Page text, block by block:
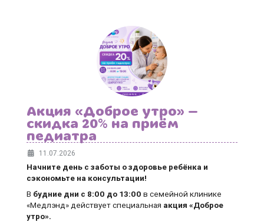
Акция «Доброе утро» —
скидка 20% на приём
педиатра
11.07.2026
Начните день с заботы о здоровье ребёнка и
сэкономьте на консультации!
В будние дни с 8:00 до 13:00 в семейной клинике
«Медлэнд» действует специальная акция «Доброе
утро».